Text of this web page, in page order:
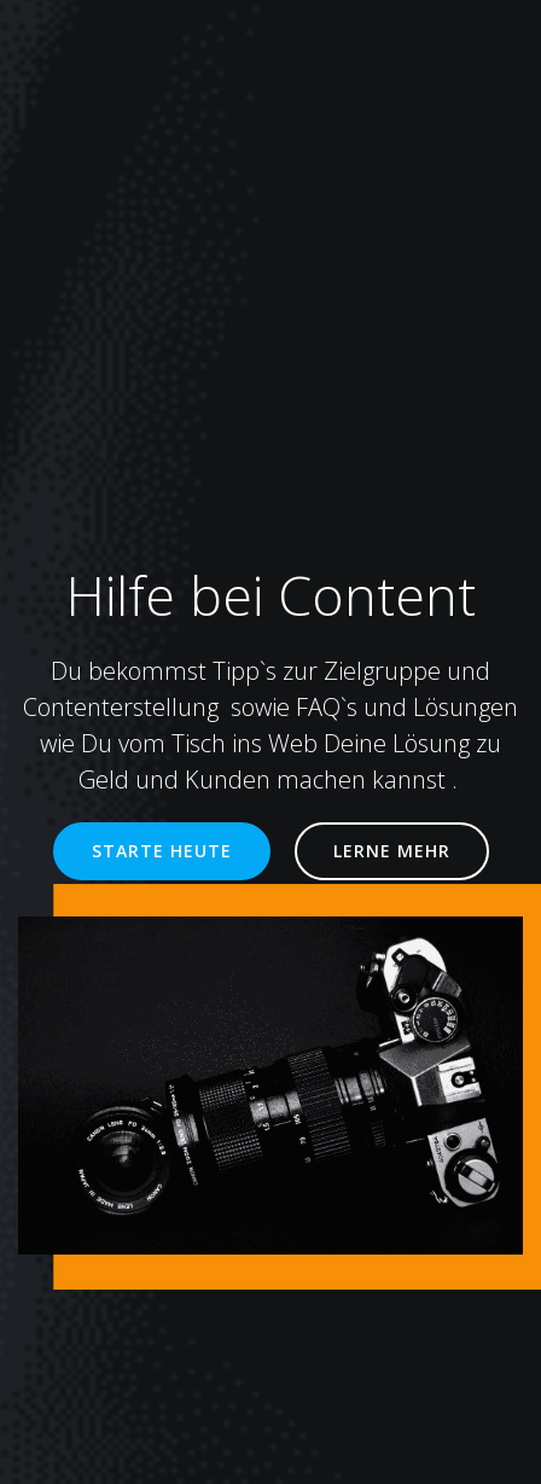
Hilfe bei Content
Du bekommst Tipp`s zur Zielgruppe und
Contenterstellung sowie FAQ`s und Lösungen
wie Du vom Tisch ins Web Deine Lösung zu
Geld und Kunden machen kannst .
STARTE HEUTE LERNE MEHR